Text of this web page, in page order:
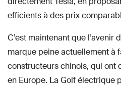
efficients à des prix
C’est maintenant que l’avenir
marque peine actuellement à
constructeurs chinois, qui ont
en Europe. La Golf électrique